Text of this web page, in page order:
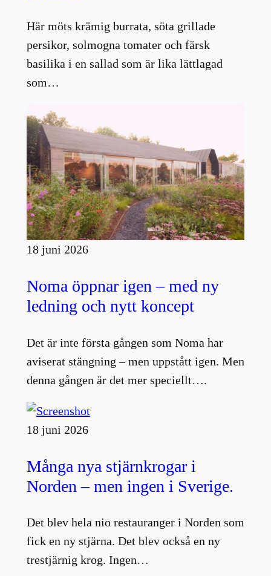
Här möts krämig burrata, söta grillade
persikor, solmogna tomater och färsk
basilika i en sallad som är lika lättlagad
som…
18 juni 2026
Noma öppnar igen – med ny
ledning och nytt koncept
Det är inte första gången som Noma har
aviserat stängning – men uppstått igen. Men
denna gången är det mer speciellt….
18 juni 2026
Många nya stjärnkrogar i
Norden – men ingen i Sverige.
Det blev hela nio restauranger i Norden som
fick en ny stjärna. Det blev också en ny
trestjärnig krog. Ingen…